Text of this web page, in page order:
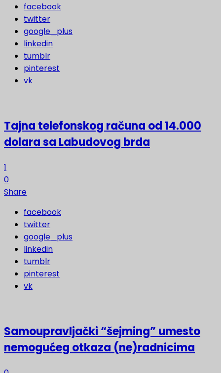
facebook
twitter
google_plus
linkedin
tumblr
pinterest
vk
Tajna telefonskog računa od 14.000
dolara sa Labudovog brda
1
0
Share
facebook
twitter
google_plus
linkedin
tumblr
pinterest
vk
Samoupravljački “šejming” umesto
nemogućeg otkaza (ne)radnicima